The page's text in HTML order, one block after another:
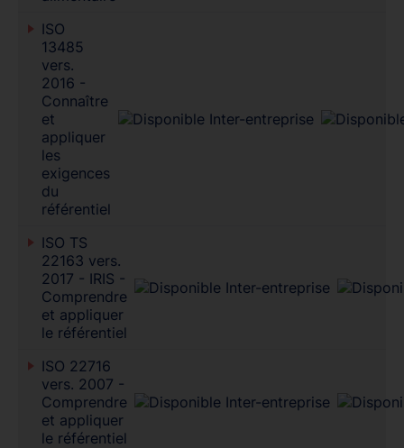
ISO
13485
vers.
2016 -
Connaître
et
appliquer
les
exigences
du
référentiel
ISO TS
22163 vers.
2017 - IRIS -
Comprendre
et appliquer
le référentiel
ISO 22716
vers. 2007 -
Comprendre
et appliquer
le référentiel